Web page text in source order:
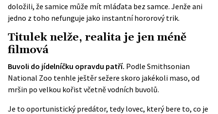
doložili, že samice může mít mláďata bez samce. Jenže ani
jedno z toho nefunguje jako instantní hororový trik.
Titulek nelže, realita je jen méně
filmová
Buvoli do jídelníčku opravdu patří. Podle Smithsonian
National Zoo tenhle ještěr sežere skoro jakékoli maso, od
mršin po velkou kořist včetně vodních buvolů.
Je to oportunistický predátor, tedy lovec, který bere to, co je